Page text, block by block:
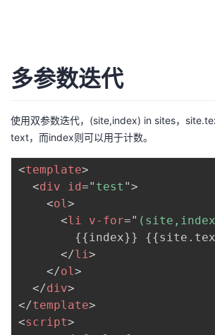
多参数迭代
使用双参数迭代，(site,index) in sites，
text，而index则可以用于计数。
<template>
<div id=" test ">
<ol>
<li v-for="
{{index}}
</li>
</ol>
</div>
</template>
<script>